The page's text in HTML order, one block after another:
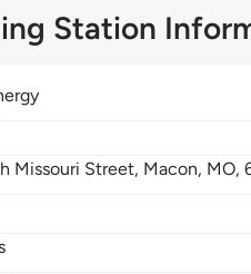
Station
Missouri Street, Macon, MO,